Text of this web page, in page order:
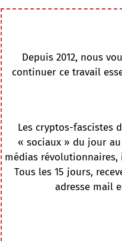
Depuis 2012, nous
continuer ce travail
Les cryptos-fascistes
« sociaux » du jour
médias
Tous les 15 jours,
adresse mail